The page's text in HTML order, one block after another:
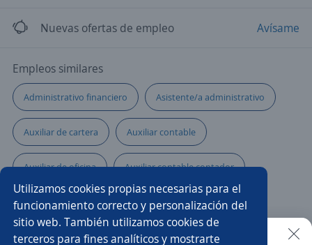
Utilizamos cookies propias necesarias para el
funcionamiento correcto y personalización del
sitio web. También utilizamos cookies de
terceros para fines analíticos y mostrarte
Nuevas ofertas de empleo Avísame
Empleos similares
Administrativo financiero Asistente/a administrativo
Auxiliar de cartera Auxiliar contable
Auxiliar de oficina Auxiliar contable contador
Auxiliar de cobranza Auxiliar de créditos
Auxiliar administrativo/a Administrativo facturación